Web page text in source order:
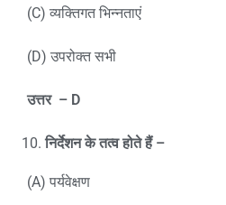
(C) व्यक्तिगत भिन्नताएं
(D) उपरोक्त सभी
उत्तर– D
निर्देशन के तत्व होते हैं –
(A) पर्यवेक्षण